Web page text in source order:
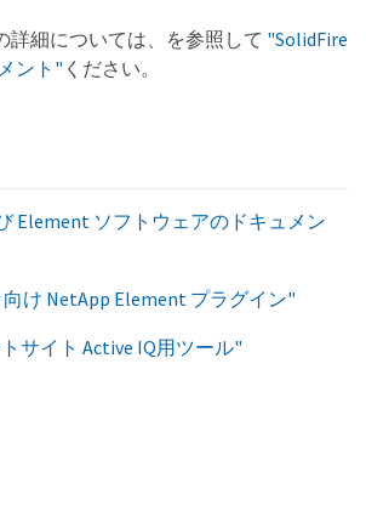
詳細については、を参照して "SolidFire
ント" ください。
Element ソフトウェアのドキュメン
向け NetApp Element プラグイン"
サイト Active IQ用ツール"